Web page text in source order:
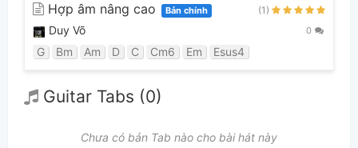
Hợp âm nâng cao Bản chính (1)
Duy Võ 0
G Bm Am D C Cm6 Em Esus4
Guitar Tabs (0)
Chưa có bản Tab nào cho bài hát này